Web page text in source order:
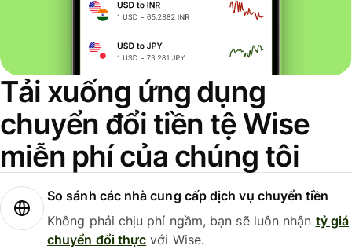
Tải xuống ứng dụng
chuyển đổi tiền tệ Wise
miễn phí của chúng tôi
So sánh các nhà cung cấp dịch vụ chuyển tiền
Không phải chịu phí ngầm, bạn sẽ luôn nhận tỷ giá
chuyển đổi thực với Wise.